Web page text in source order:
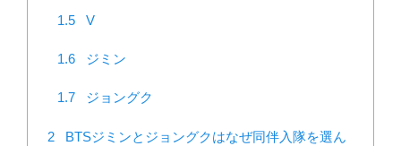
1.5 V
1.6 ジミン
1.7 ジョングク
2
BTSジミンとジョングクはなぜ同伴入隊を選ん